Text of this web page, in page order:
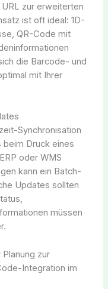
zur erweiterten
ist oft ideal: 1D-
QR-Code mit
die Barcode- und
mit Ihrer
Synchronisation
beim Druck eines
oder WMS
kann ein Batch-
Updates sollten
müssen
zur
Integration im